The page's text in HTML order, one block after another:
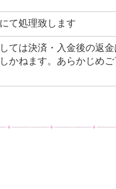
て処理致します
ては決済・入金後の返金
かねます。あらかじめご